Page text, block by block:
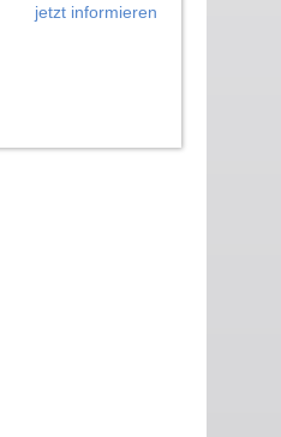
jetzt informieren